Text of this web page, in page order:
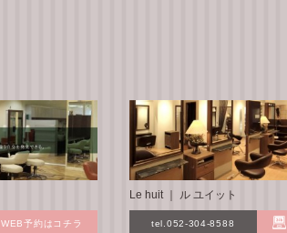
WEB予約はコチラ
Le huit ｜ ル ユイット
tel.052-304-8588